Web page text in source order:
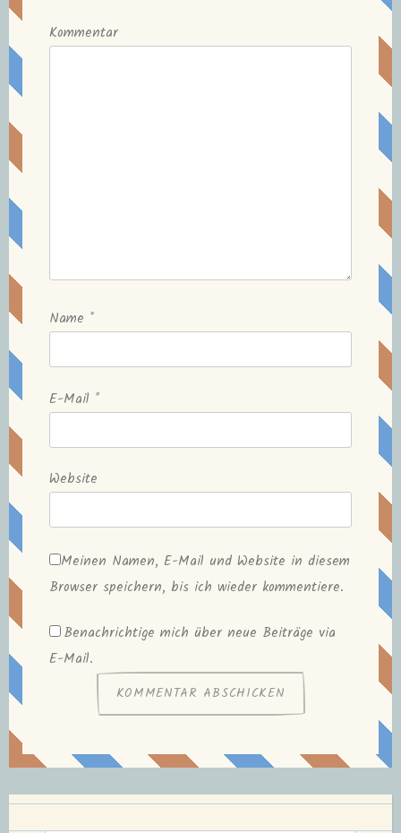
Kommentar
Name *
E-Mail *
Website
Meinen Namen, E-Mail und Website in diesem
Browser speichern, bis ich wieder kommentiere.
Benachrichtige mich über neue Beiträge via
E-Mail.